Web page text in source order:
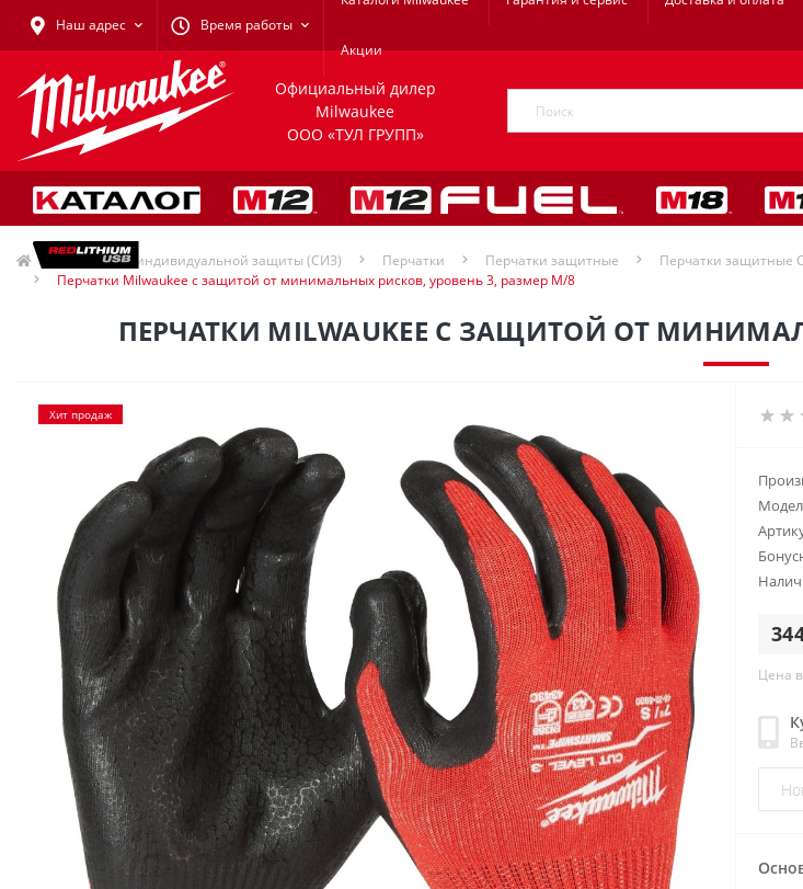
Наш адрес Время работы
Акции
Официальный дилер
Milwaukee
ООО «ТУЛ ГРУПП»
Средства индивидуальной защиты (СИЗ) Перчатки Перчатки защитные
Перчатки защитные
Перчатки Milwaukee с защитой от минимальных рисков, уровень 3, размер M/8
ПЕРЧАТКИ MILWAUKEE С ЗАЩИТОЙ ОТ
Хит продаж
Цена